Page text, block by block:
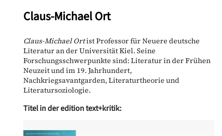
Claus-Michael Ort
Claus-Michael Ortist Professor für Neuere deutsche
Literatur an der Universität Kiel. Seine
Forschungsschwerpunkte sind: Literatur in der Frühen
Neuzeit und im 19. Jahrhundert,
Nachkriegsavantgarden, Literaturtheorie und
Literatursoziologie.
Titel in der edition text+kritik: